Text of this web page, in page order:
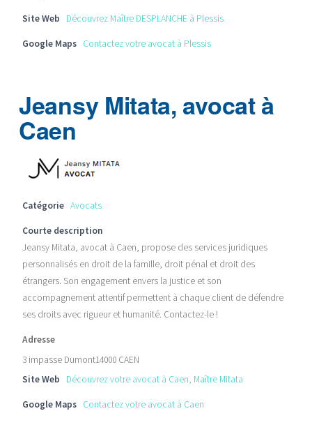
Site Web Découvrez Maître DESPLANCHE à Plessis
Google Maps Contactez votre avocat à Plessis
Jeansy Mitata, avocat à
Caen
Catégorie Avocats
Courte description
Jeansy Mitata, avocat à Caen, propose des services juridiques
personnalisés en droit de la famille, droit pénal et droit des
étrangers. Son engagement envers la justice et son
accompagnement attentif permettent à chaque client de défendre
ses droits avec rigueur et humanité. Contactez-le !
Adresse
3 impasse Dumont14000 CAEN
Site Web
Découvrez votre avocat à Caen, Maître Mitata
Google Maps Contactez votre avocat à Caen